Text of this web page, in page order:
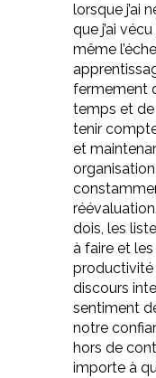
lorsque j’ai
que j’ai
même
fermement
temps et
tenir
et
dois, les
à faire et
productivité
discours
sentiment
notre
hors de
importe à